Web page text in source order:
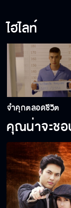
ไฮไลท์
จำคุกตลอดชีวิต
คุณน่าจะช